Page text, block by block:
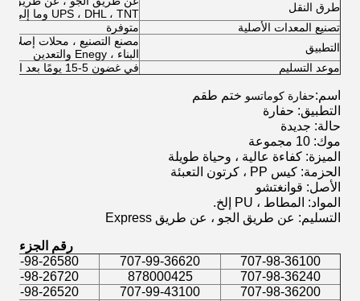
طرق النقل
UPS ، DHL ، TNT وما إلى ذلك)
تصنيع المعدات الأصلية
متوفرة
التطبيق
مصنع التصنيع ، محلات إصلاح
البناء ، Enegy والتعدين
موعد التسليم
في غضون 5-15 يومًا بعد الحصول على فضلاتك
اسم:حفارة كوماتسو ختم طقم
التطبيق: حفارة
حالة: جديدة
موك: 10 مجموعة
الميزة: كفاءة عالية ، وحياة طويلة
الحزمة: كيس PP ، كرتون التعبئة
الأصل: قوانغتشو
المواد: المطاط ، PU إلخ.
التسليم: عن طريق الجو ، عن طريق Express
رقم الجزء
707-98-36100
707-99-36620
98-26580
707-98-36240
878000425
98-26720
707-98-36200
707-99-43100
98-26520